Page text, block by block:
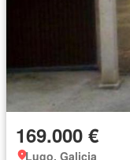
169.000 €
Lugo, Galicia